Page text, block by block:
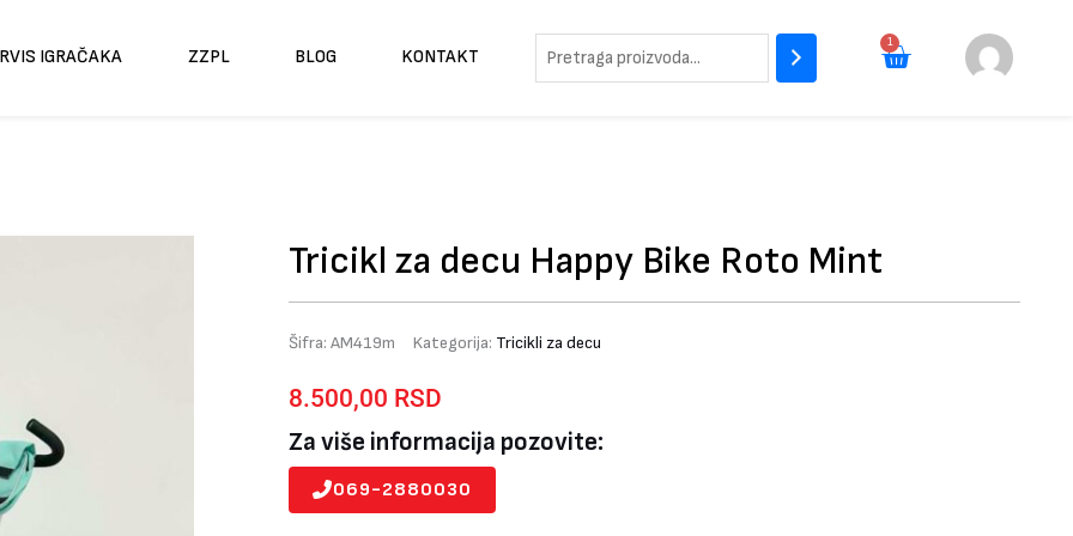
IGRAČAKA ZZPL BLOG KONTAKT Pretraži 1
Cart
Tricikl za decu Happy Bike Roto Mint
Šifra: AM419m Kategorija: Tricikli za decu
8.500,00 RSD
Za više informacija pozovite:
069-2880030